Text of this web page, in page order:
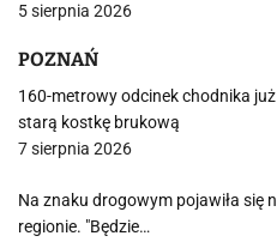
5 sierpnia 2026
POZNAŃ
160-metrowy odcinek chodnika
starą kostkę brukową
7 sierpnia 2026
Na znaku drogowym pojawiła się
regionie. "Będzie…